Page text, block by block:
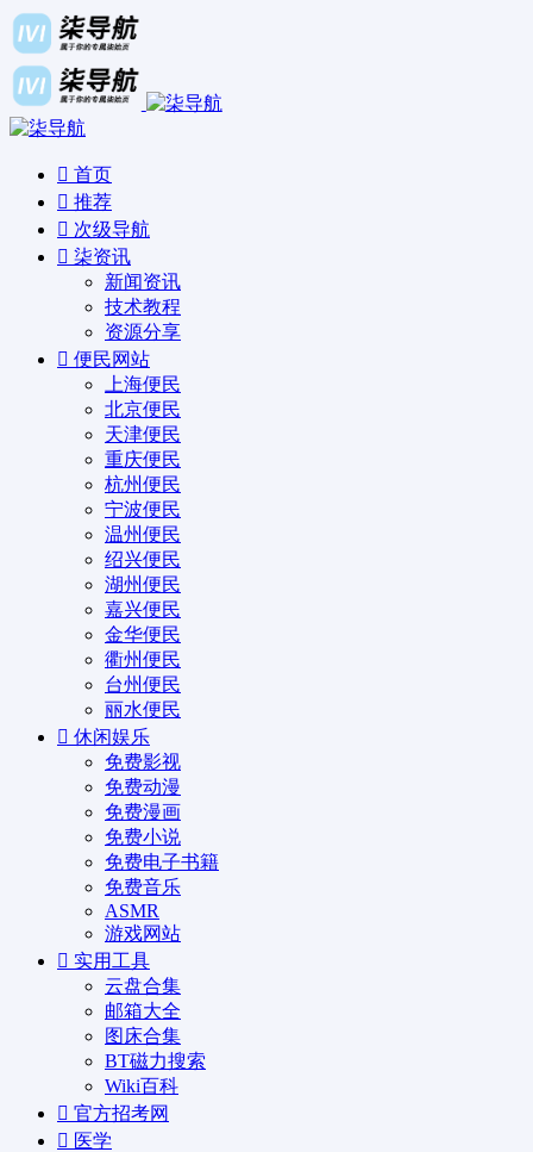
首页
推荐
次级导航
柒资讯
新闻资讯
技术教程
资源分享
便民网站
上海便民
北京便民
天津便民
重庆便民
杭州便民
宁波便民
温州便民
绍兴便民
湖州便民
嘉兴便民
金华便民
衢州便民
台州便民
丽水便民
休闲娱乐
免费影视
免费动漫
免费漫画
免费小说
免费电子书籍
免费音乐
ASMR
游戏网站
实用工具
云盘合集
邮箱大全
图床合集
BT磁力搜索
Wiki百科
官方招考网
医学